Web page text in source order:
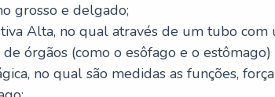
grosso e delgado;
Alta, no qual através de um tubo com
órgãos (como o esôfago e o estômago)
no qual são medidas as funções,